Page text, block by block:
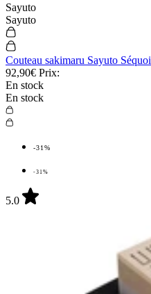
Sayuto
Sayuto
Couteau sakimaru Sayuto
92,90€ Prix:
En stock
En stock
-31%
-31%
5.0